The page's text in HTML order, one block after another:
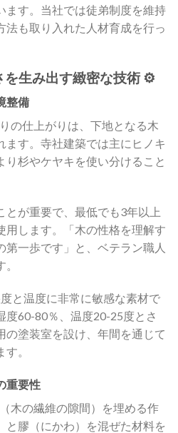
ます。当社では徒弟制度を維持
法も取り入れた人材育成を行っ
を生み出す緻密な技術 ⚙️
整備
の仕上がりは、下地となる木
ます。寺社建築では主にヒノキ
り杉やケヤキを使い分けること
とが重要で、最低でも3年以上
用します。「木の性格を理解す
第一歩です」と、ベテラン職人
と温度に非常に敏感な素材で
度60-80％、温度20-25度とさ
の塗装室を設け、年間を通じて
。
重要性
木の繊維の隙間）を埋める作
と膠（にかわ）を混ぜた材料を